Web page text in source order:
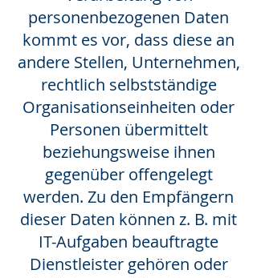
personenbezogenen Daten
kommt es vor, dass diese an
andere Stellen, Unternehmen,
rechtlich selbstständige
Organisationseinheiten oder
Personen übermittelt
beziehungsweise ihnen
gegenüber offengelegt
werden. Zu den Empfängern
dieser Daten können z. B. mit
IT-Aufgaben beauftragte
Dienstleister gehören oder